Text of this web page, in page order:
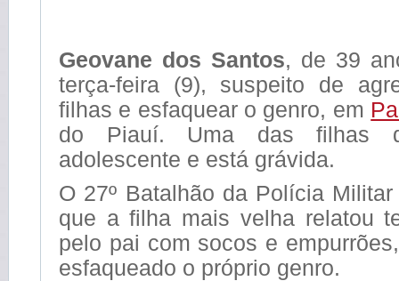
Geovane dos Santos, de 39
terça-feira (9), suspeito de
filhas e esfaquear o genro, em
do Piauí. Uma das filhas
adolescente e está grávida.
O 27º Batalhão da Polícia
que a filha mais velha relatou
pelo pai com socos e
esfaqueado o próprio genro.